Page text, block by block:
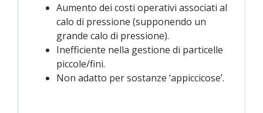
Aumento dei costi operativi associati al
calo di pressione (supponendo un
grande calo di pressione).
Inefficiente nella gestione di particelle
piccole/fini.
Non adatto per sostanze ‘appiccicose’.